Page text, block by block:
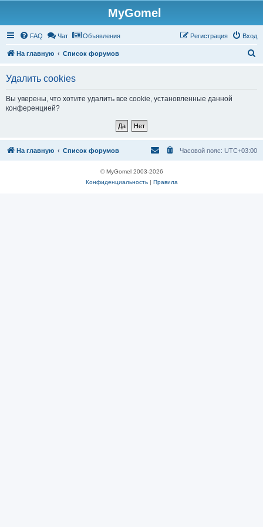
MyGomel
FAQ Чат Объявления Вход
Регистрация
На главную Список форумов
Удалить cookies
Вы уверены, что хотите удалить все cookie, установленные данной
конференцией?
На главную Список форумов Часовой пояс: UTC+03:00
© MyGomel 2003-2026
Конфиденциальность| Правила